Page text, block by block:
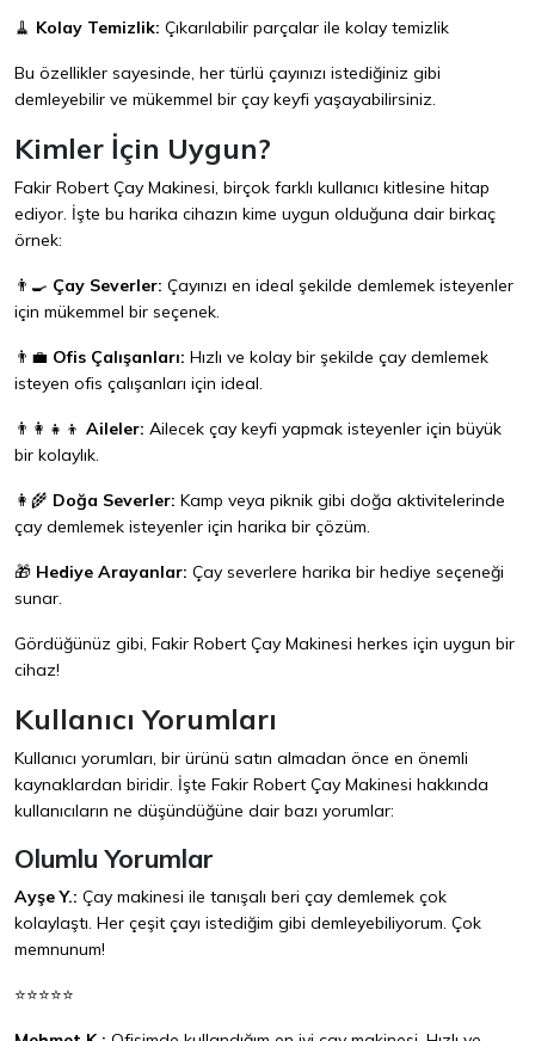
🧹 Kolay Temizlik: Çıkarılabilir parçalar ile kolay temizlik
Bu özellikler sayesinde, her türlü çayınızı istediğiniz gibi
demleyebilir ve mükemmel bir çay keyfi yaşayabilirsiniz.
Kimler İçin Uygun?
Fakir Robert Çay Makinesi, birçok farklı kullanıcı kitlesine hitap
ediyor. İşte bu harika cihazın kime uygun olduğuna dair birkaç
örnek:
👨‍🍳 Çay Severler: Çayınızı en ideal şekilde demlemek isteyenler
için mükemmel bir seçenek.
👨‍💼 Ofis Çalışanları: Hızlı ve kolay bir şekilde çay demlemek
isteyen ofis çalışanları için ideal.
👨‍👩‍👧‍👦 Aileler: Ailecek çay keyfi yapmak isteyenler için büyük
bir kolaylık.
👩‍🌾 Doğa Severler: Kamp veya piknik gibi doğa aktivitelerinde
çay demlemek isteyenler için harika bir çözüm.
🎁 Hediye Arayanlar: Çay severlere harika bir hediye seçeneği
sunar.
Gördüğünüz gibi, Fakir Robert Çay Makinesi herkes için uygun bir
cihaz!
Kullanıcı Yorumları
Kullanıcı yorumları, bir ürünü satın almadan önce en önemli
kaynaklardan biridir. İşte Fakir Robert Çay Makinesi hakkında
kullanıcıların ne düşündüğüne dair bazı yorumlar:
Olumlu Yorumlar
Ayşe Y.: Çay makinesi ile tanışalı beri çay demlemek çok
kolaylaştı. Her çeşit çayı istediğim gibi demleyebiliyorum. Çok
memnunum!
⭐⭐⭐⭐⭐